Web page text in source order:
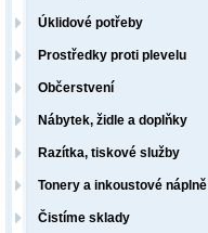
Úklidové potřeby
Prostředky proti plevelu
Občerstvení
Nábytek, židle a doplňky
Razítka, tiskové služby
Tonery a inkoustové náplně
Čistíme sklady